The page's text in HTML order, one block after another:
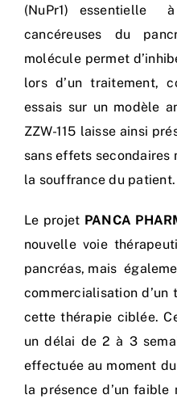
(NuPr1) essentielle
cancéreuses du
molécule permet
lors d’un traitement,
essais sur un modèle
ZZW-115 laisse ainsi
sans effets secondaires
la souffrance du patient.
Le projet PANCA
nouvelle voie
pancréas, mais
commercialisation d’un
cette thérapie ciblée.
un délai de 2 à 3
effectuée au moment
la présence d’un